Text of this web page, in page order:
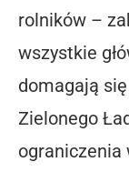
rolników –
wszystkie
domagają
Zielonego
ograniczenia